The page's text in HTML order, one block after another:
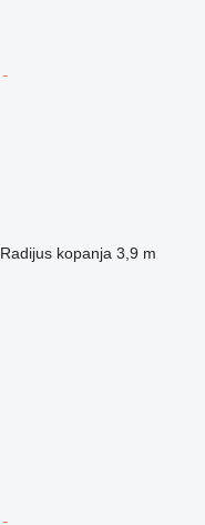
Radijus kopanja 3,9 m